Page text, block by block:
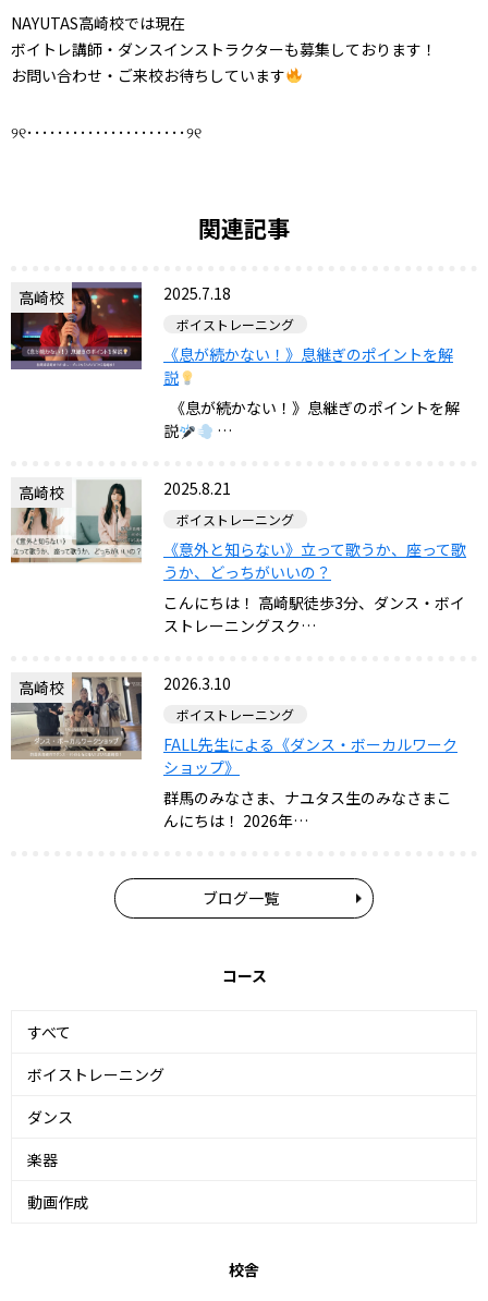
NAYUTAS高崎校では現在
ボイトレ講師・ダンスインストラクターも募集しております！
お問い合わせ・ご来校お待ちしています
୨୧･････････････････････୨୧
関連記事
高崎校 2025.7.18
ボイストレーニング
《息が続かない！》息継ぎのポイントを解
説
《息が続かない！》息継ぎのポイントを解
説
…
高崎校 2025.8.21
ボイストレーニング
《意外と知らない》立って歌うか、座って歌
うか、どっちがいいの？
こんにちは！ 高崎駅徒歩3分、ダンス・ボイ
ストレーニングスク…
高崎校 2026.3.10
ボイストレーニング
FALL先生による《ダンス・ボーカルワーク
ショップ》
群馬のみなさま、ナユタス生のみなさまこ
んにちは！ 2026年…
ブログ一覧
コース
すべて
ボイストレーニング
ダンス
楽器
動画作成
校舎